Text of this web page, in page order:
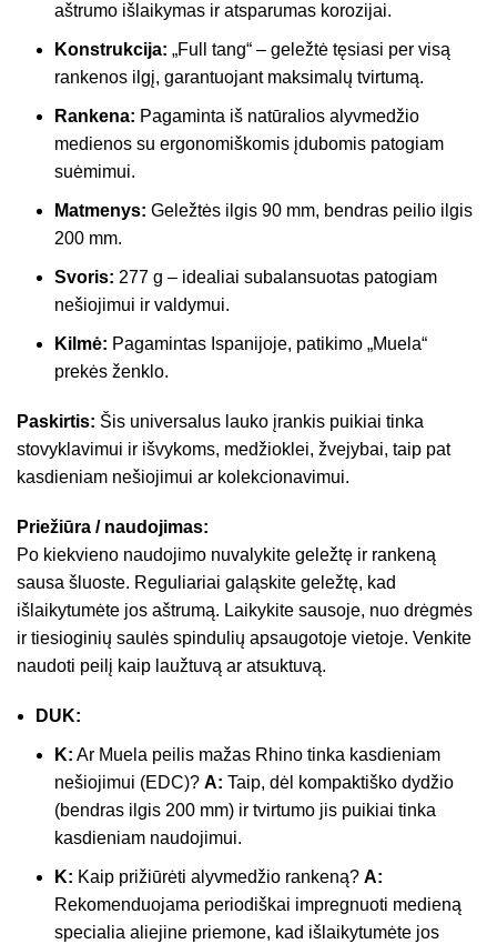
aštrumo išlaikymas ir atsparumas korozijai.
Konstrukcija: „Full tang“ – geležtė tęsiasi per visą
rankenos ilgį, garantuojant maksimalų tvirtumą.
Rankena: Pagaminta iš natūralios alyvmedžio
medienos su ergonomiškomis įdubomis patogiam
suėmimui.
Matmenys: Geležtės ilgis 90 mm, bendras peilio ilgis
200 mm.
Svoris: 277 g – idealiai subalansuotas patogiam
nešiojimui ir valdymui.
Kilmė: Pagamintas Ispanijoje, patikimo „Muela“
prekės ženklo.
Paskirtis: Šis universalus lauko įrankis puikiai tinka
stovyklavimui ir išvykoms, medžioklei, žvejybai, taip pat
kasdieniam nešiojimui ar kolekcionavimui.
Priežiūra / naudojimas:
Po kiekvieno naudojimo nuvalykite geležtę ir rankeną
sausa šluoste. Reguliariai galąskite geležtę, kad
išlaikytumėte jos aštrumą. Laikykite sausoje, nuo drėgmės
ir tiesioginių saulės spindulių apsaugotoje vietoje. Venkite
naudoti peilį kaip laužtuvą ar atsuktuvą.
DUK:
K: Ar Muela peilis mažas Rhino tinka kasdieniam
nešiojimui (EDC)? A: Taip, dėl kompaktiško dydžio
(bendras ilgis 200 mm) ir tvirtumo jis puikiai tinka
kasdieniam naudojimui.
K: Kaip prižiūrėti alyvmedžio rankeną? A:
Rekomenduojama periodiškai impregnuoti medieną
specialia aliejine priemone, kad išlaikytumėte jos